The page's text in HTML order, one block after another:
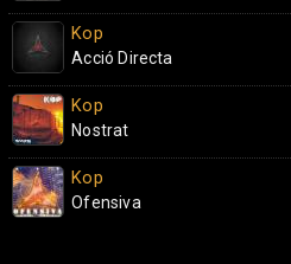
Kop
Acció Directa
Kop
Nostrat
Kop
Ofensiva